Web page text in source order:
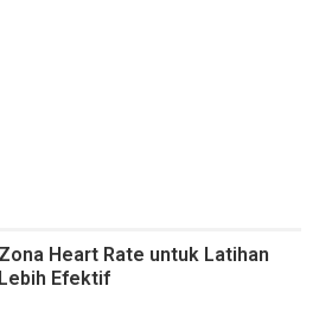
Heart Rate untuk Latihan
Efektif